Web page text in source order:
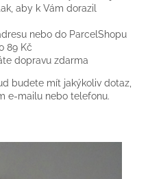
aby k Vám dorazil
nebo do ParcelShopu
89 Kč
dopravu zdarma
budete mít jakýkoliv dotaz,
e-mailu nebo telefonu.